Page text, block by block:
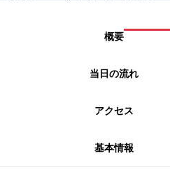
概要
当日の流れ
アクセス
基本情報